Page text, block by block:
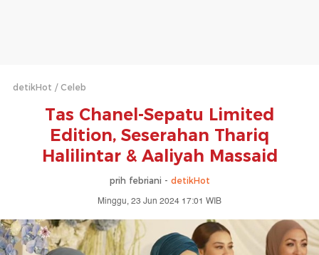
detikHot Celeb
Tas Chanel-Sepatu Limited
Edition, Seserahan Thariq
Halilintar & Aaliyah Massaid
prih febriani - detikHot
Minggu, 23 Jun 2024 17:01 WIB